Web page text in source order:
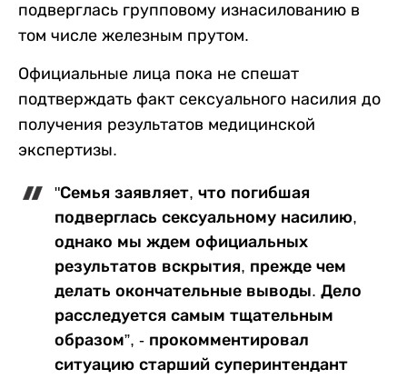
подверглась групповому изнасилованию в
том числе железным прутом.
Официальные лица пока не спешат
подтверждать факт сексуального насилия до
получения результатов медицинской
экспертизы.
"Семья заявляет, что погибшая
подверглась сексуальному насилию,
однако мы ждем официальных
результатов вскрытия, прежде чем
делать окончательные выводы. Дело
расследуется самым тщательным
образом”, - прокомментировал
ситуацию старший суперинтендант